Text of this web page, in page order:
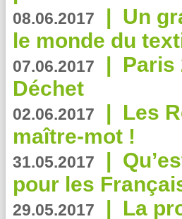
08.06.2017 | Un
le monde du
07.06.2017 | Paris
Déchet
02.06.2017 | Les
maître-mot !
31.05.2017 |
pour les
29.05.2017 | La